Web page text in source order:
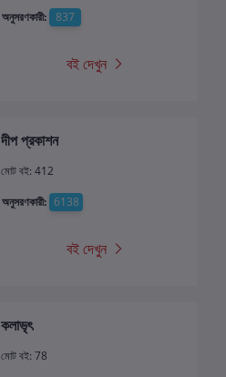
অনুসরণকারী: 837
বই দেখুন
দীপ প্রকাশন
মোট বই: 412
অনুসরণকারী: 6138
বই দেখুন
কলাভৃৎ
মোট বই: 78